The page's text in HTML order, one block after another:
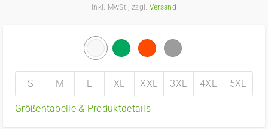
inkl. MwSt., zzgl. Versand
S M L XL XXL 3XL 4XL 5XL
Größentabelle & Produktdetails